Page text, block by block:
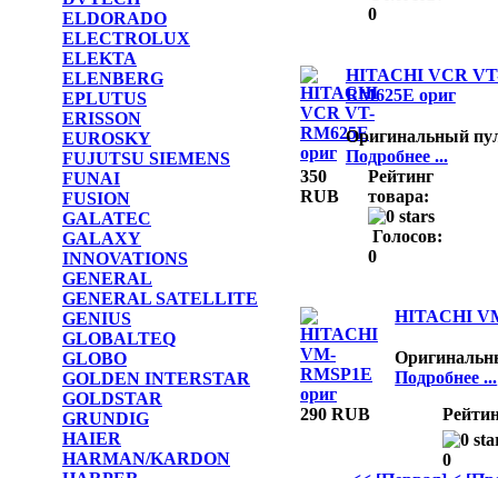
ELDORADO
ELECTROLUX
ELEKTA
ELENBERG
EPLUTUS
ERISSON
EUROSKY
FUJUTSU SIEMENS
FUNAI
FUSION
GALATEC
GALAXY
INNOVATIONS
GENERAL
GENERAL SATELLITE
GENIUS
GLOBALTEQ
GLOBO
GOLDEN INTERSTAR
GOLDSTAR
GRUNDIG
HAIER
HARMAN/KARDON
0
HITACHI VCR
RM625E ориг
Оригинальный
Подробнее ...
350
RUB
Рейтинг
товара:
Голосов:
0
HITACHI
Подробнее ...
290 RUB
0